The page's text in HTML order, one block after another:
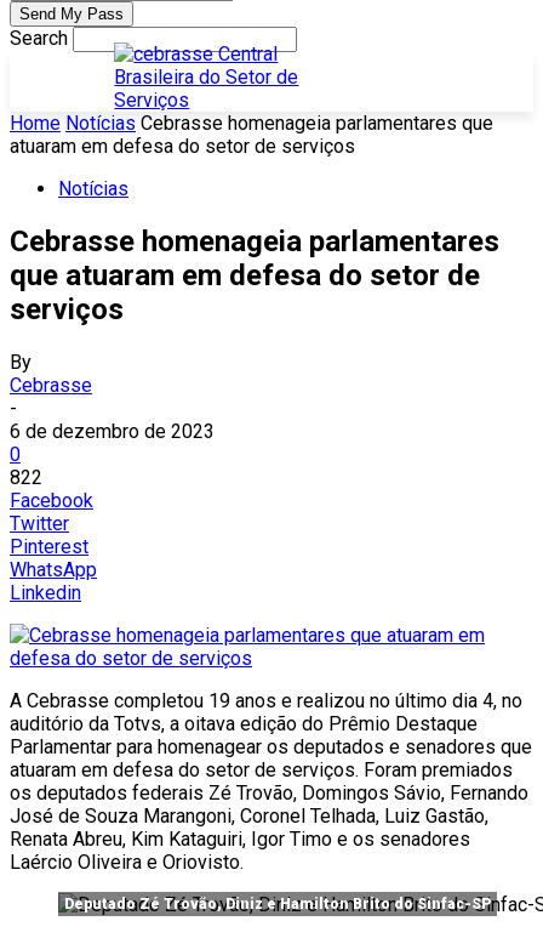
Search
Home Notícias Cebrasse homenageia parlamentares que
atuaram em defesa do setor de serviços
Notícias
Cebrasse homenageia parlamentares
que atuaram em defesa do setor de
serviços
By
Cebrasse
-
6 de dezembro de 2023
0
822
Facebook
Twitter
Pinterest
WhatsApp
Linkedin
A Cebrasse completou 19 anos e realizou no último dia 4, no
auditório da Totvs, a oitava edição do Prêmio Destaque
Parlamentar para homenagear os deputados e senadores que
atuaram em defesa do setor de serviços. Foram premiados
os deputados federais Zé Trovão, Domingos Sávio, Fernando
José de Souza Marangoni, Coronel Telhada, Luiz Gastão,
Renata Abreu, Kim Kataguiri, Igor Timo e os senadores
Laércio Oliveira e Oriovisto.
Deputado Zé Trovão, Diniz e Hamilton Brito do Sinfac-SP